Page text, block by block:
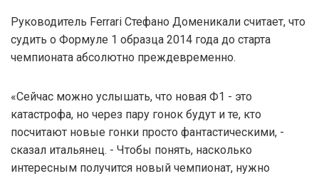
Руководитель Ferrari Стефано Доменикали считает, что
судить о Формуле 1 образца 2014 года до старта
чемпионата абсолютно преждевременно.
«Сейчас можно услышать, что новая Ф1 - это
катастрофа, но через пару гонок будут и те, кто
посчитают новые гонки просто фантастическими, -
сказал итальянец. - Чтобы понять, насколько
интересным получится новый чемпионат, нужно